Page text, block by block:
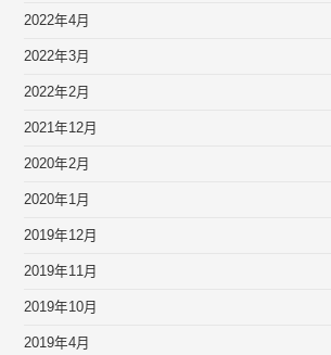
2022年4月
2022年3月
2022年2月
2021年12月
2020年2月
2020年1月
2019年12月
2019年11月
2019年10月
2019年4月